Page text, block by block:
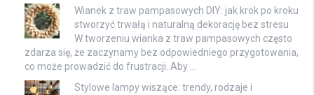
Wianek z traw pampasowych DIY: jak krok po kroku
stworzyć trwałą i naturalną dekorację bez stresu
W tworzeniu wianka z traw pampasowych często
zdarza się, że zaczynamy bez odpowiedniego przygotowania,
co może prowadzić do frustracji. Aby …
Stylowe lampy wiszące: trendy, rodzaje i